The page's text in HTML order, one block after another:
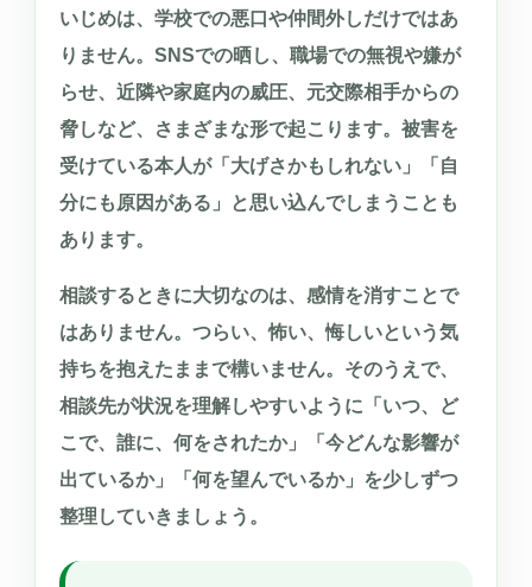
いじめは、学校での悪口や仲間外しだけではあ
りません。SNSでの晒し、職場での無視や嫌が
らせ、近隣や家庭内の威圧、元交際相手からの
脅しなど、さまざまな形で起こります。被害を
受けている本人が「大げさかもしれない」「自
分にも原因がある」と思い込んでしまうことも
あります。
相談するときに大切なのは、感情を消すことで
はありません。つらい、怖い、悔しいという気
持ちを抱えたままで構いません。そのうえで、
相談先が状況を理解しやすいように「いつ、ど
こで、誰に、何をされたか」「今どんな影響が
出ているか」「何を望んでいるか」を少しずつ
整理していきましょう。